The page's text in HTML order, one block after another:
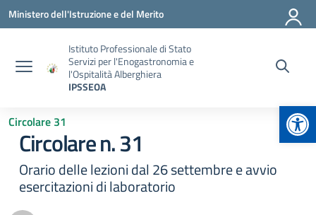
Vai ai contenuti
Vai al menu di navigazione
Vai al footer
Ministero dell'Istruzione e del Merito
Istituto Professionale di Stato
Servizi per l'Enogastronomia e
l'Ospitalità Alberghiera
IPSSEOA
Circolare 31
Circolare n. 31
Orario delle lezioni dal 26 settembre e avvio
esercitazioni di laboratorio